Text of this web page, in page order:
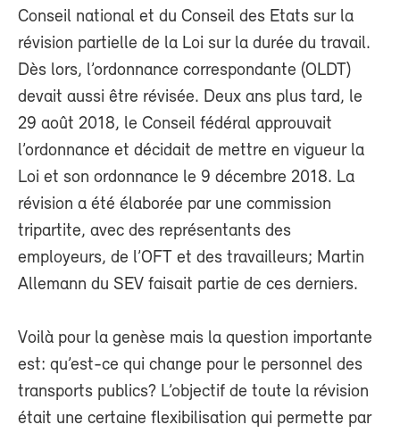
Conseil national et du Conseil des Etats sur la
révision partielle de la Loi sur la durée du travail.
Dès lors, l’ordonnance correspondante (OLDT)
devait aussi être révisée. Deux ans plus tard, le
29 août 2018, le Conseil fédéral approuvait
l’ordonnance et décidait de mettre en vigueur la
Loi et son ordonnance le 9 décembre 2018. La
révision a été élaborée par une commission
tripartite, avec des représentants des
employeurs, de l’OFT et des travailleurs; Martin
Allemann du SEV faisait partie de ces derniers.
Voilà pour la genèse mais la question importante
est: qu’est-ce qui change pour le personnel des
transports publics? L’objectif de toute la révision
était une certaine flexibilisation qui permette par